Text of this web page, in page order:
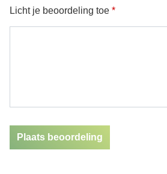
Licht je beoordeling toe *
Plaats beoordeling